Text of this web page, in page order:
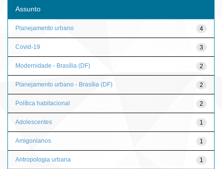
Assunto
4
Planejamento urbano
3
Covid-19
2
Modernidade - Brasília (DF)
2
Planejamento urbano - Brasília (DF)
2
Política habitacional
1
Adolescentes
1
Amigonianos
1
Antropologia urbana